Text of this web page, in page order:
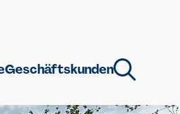
Geschäftskunden